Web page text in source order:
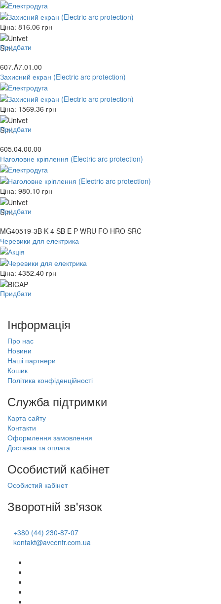
Ціна: 816.06 грн
Придбати
607.A7.01.00
Захисний екран (Electric arc protection)
Ціна: 1569.36 грн
Придбати
605.04.00.00
Наголовне кріплення (Electric arc protection)
Ціна: 980.10 грн
Придбати
MG40519-3B K 4 SB E P WRU FO HRO SRC
Черевики для електрика
Ціна: 4352.40 грн
Придбати
Інформація
Про нас
Новини
Наші партнери
Кошик
Політика конфіденційності
Служба підтримки
Карта сайту
Контакти
Оформлення замовлення
Доставка та оплата
Особистий кабінет
Особистий кабінет
Зворотній зв'язок
+380 (44) 230-87-07
kontakt@avcentr.com.ua